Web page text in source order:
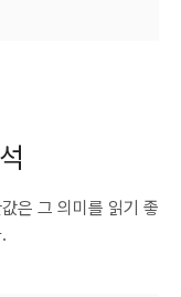
은 그 의미를 읽기 좋